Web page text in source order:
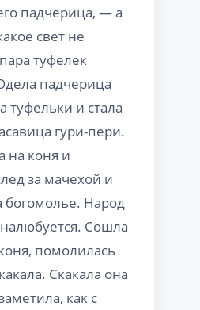
падчерица, — а
свет не
туфелек
падчерица
туфельки и стала
гури-пери.
на коня и
за мачехой и
богомолье. Народ
Сошла
помолилась
Скакала она
как с